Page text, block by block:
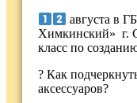
августа в
Химкинский» г.
класс по
? Как
аксессуаров?